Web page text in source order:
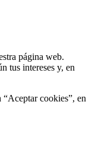
página web.
tus intereses y, en
cookies”, en